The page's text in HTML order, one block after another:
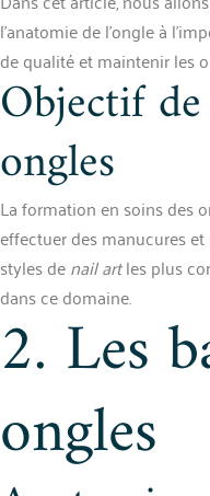
l’anatomie de l’ongle à
de qualité et maintenir les
Objectif
ongles
La formation en soins des
effectuer des manucures
styles denail artles plus
dans ce domaine.
2. Les
ongles